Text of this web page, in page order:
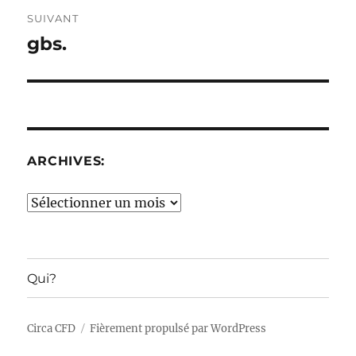
SUIVANT
Publication
gbs.
ARCHIVES:
Archives:
Qui?
Circa CFD Fièrement propulsé par WordPress